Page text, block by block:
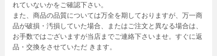
れていないかをご確認下さい。
また、商品の品質については万全を期しておりますが、万一商
品が破損・汚損していた場合、またはご注文と異なる場合は、
お手数ではございますが当店までご連絡下さいませ。すぐに返
品・交換をさせていただ きます。